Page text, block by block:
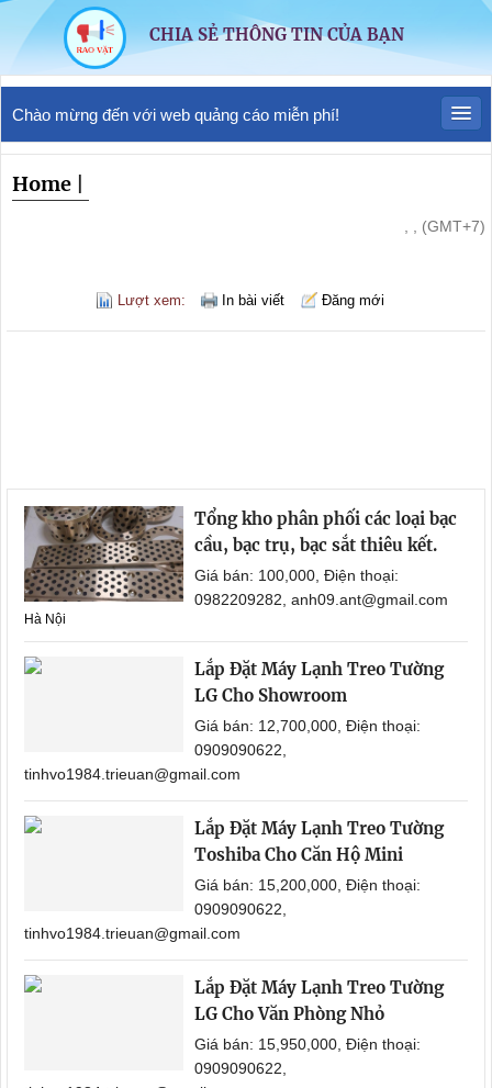
CHIA SẺ THÔNG TIN CỦA BẠN
Chào mừng đến với web quảng cáo miễn phí!
Home
, , (GMT+7)
Lượt xem: In bài viết Đăng mới
Tổng kho phân phối các loại bạc
cầu, bạc trụ, bạc sắt thiêu kết.
Giá bán: 100,000, Điện thoại:
0982209282, anh09.ant@gmail.com
Hà Nội
Lắp Đặt Máy Lạnh Treo Tường
LG Cho Showroom
Giá bán: 12,700,000, Điện thoại:
0909090622,
tinhvo1984.trieuan@gmail.com
Lắp Đặt Máy Lạnh Treo Tường
Toshiba Cho Căn Hộ Mini
Giá bán: 15,200,000, Điện thoại:
0909090622,
tinhvo1984.trieuan@gmail.com
Lắp Đặt Máy Lạnh Treo Tường
LG Cho Văn Phòng Nhỏ
Giá bán: 15,950,000, Điện thoại:
0909090622,